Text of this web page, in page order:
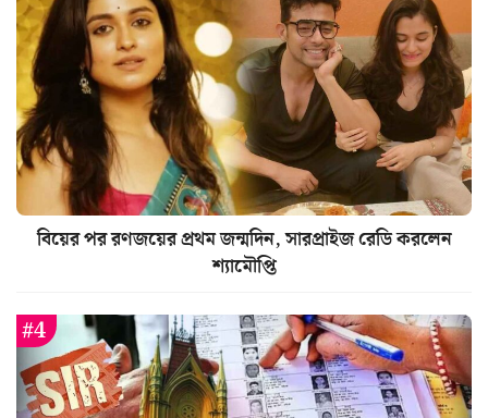
বিয়ের পর রণজয়ের প্রথম জন্মদিন, সারপ্রাইজ রেডি করলেন
শ্যামৌপ্তি